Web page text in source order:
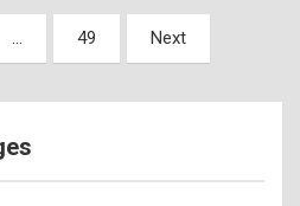
a
%
… 49 Next